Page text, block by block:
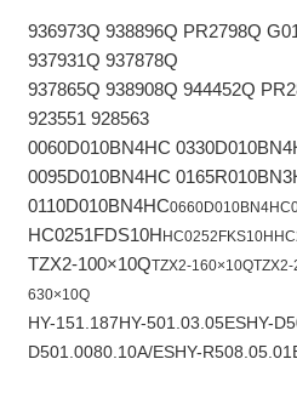
936973Q 938896Q PR2798Q
937931Q 937878Q
937865Q 938908Q 944452Q
923551 928563
0060D010BN4HC
0095D010BN4HC
0110D010BN4HC0660D010BN4HC
HC0251FDS10H HC0252FKS10H
TZX2-100×10QTZX2-160×10Q
630×10Q
HY-151.187HY-501.03.05ESHY-
D501.0080.10A/ESHY-